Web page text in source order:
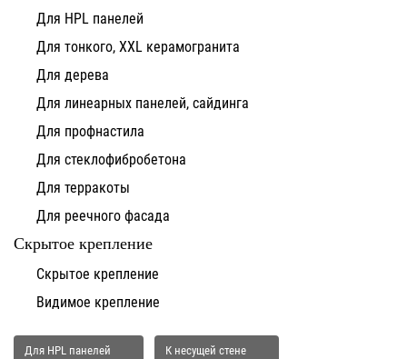
Для HPL панелей
Для тонкого, XXL керамогранита
Для дерева
Для линеарных панелей, сайдинга
Для профнастила
Для стеклофибробетона
Для терракоты
Для реечного фасада
Скрытое крепление
Скрытое крепление
Видимое крепление
Для HPL панелей К несущей стене